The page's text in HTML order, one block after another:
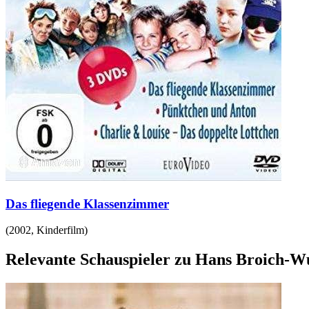
Das fliegende Klassenzimmer
(2002, Kinderfilm)
Relevante Schauspieler zu Hans Broich-